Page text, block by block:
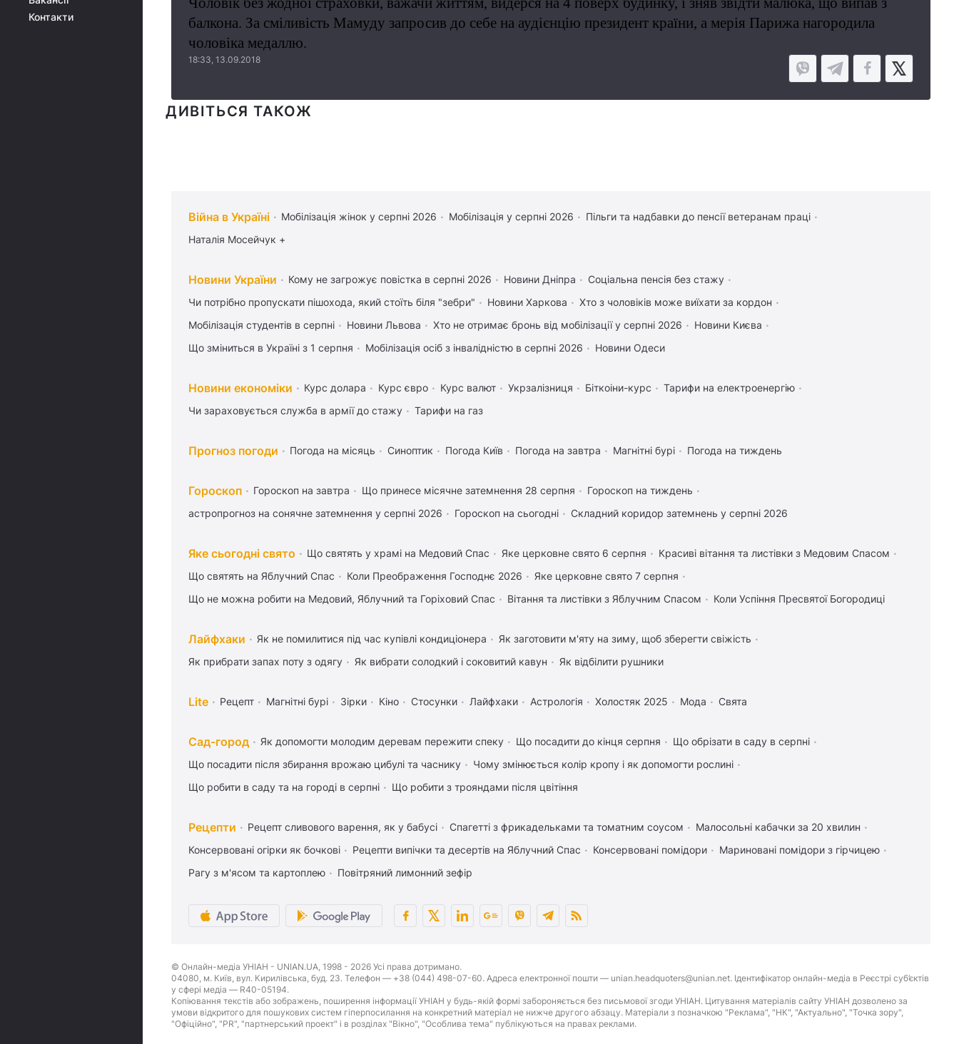
Контакти
балкона. За сміливість Мамуду запросив до себе на аудієнцію президент країни, а мерія Парижа нагородила
чоловіка медаллю.
18:33, 13.09.2018
ДИВІТЬСЯ ТАКОЖ
Війна в Україні Мобілізація жінок у серпні 2026 Мобілізація у серпні 2026
Пільги та надбавки до пенсії ветеранам праці
Наталія Мосейчук +
Новини України Кому не загрожує повістка в серпні 2026 Новини Дніпра
Соціальна пенсія без стажу
Чи потрібно пропускати пішохода, який стоїть біля "зебри"
Новини Харкова
Хто з чоловіків може виїхати за кордон
Мобілізація студентів в серпні
Новини Львова Хто не отримає бронь від мобілізації у серпні 2026
Новини Києва
Що зміниться в Україні з 1 серпня
Мобілізація осіб з інвалідністю в серпні 2026 Новини Одеси
Новини економіки Курс долара Курс євро Курс валют Укрзалізниця Біткоіни-курс
Тарифи на електроенергію
Чи зараховується служба в армії до стажу
Тарифи на газ
Прогноз погоди Погода на місяць Синоптик Погода Київ Погода на завтра Магнітні бурі Погода на тиждень
Гороскоп Гороскоп на завтра Що принесе місячне затемнення 28 серпня
Гороскоп на тиждень
астропрогноз на сонячне затемнення у серпні 2026
Гороскоп на сьогодні Складний коридор затемнень у серпні 2026
Яке сьогодні свято Що святять у храмі на Медовий Спас Яке церковне свято 6 серпня
Красиві вітання та листівки з Медовим Спасом
Що святять на Яблучний Спас
Коли Преображення Господнє 2026
Яке церковне свято 7 серпня
Що не можна робити на Медовий, Яблучний та Горіховий Спас
Вітання та листівки з Яблучним Спасом Коли Успіння Пресвятої Богородиці
Лайфхаки Як не помилитися під час купівлі кондиціонера
Як заготовити м'яту на зиму, щоб зберегти свіжість
Як прибрати запах поту з одягу
Як вибрати солодкий і соковитий кавун Як відбілити рушники
Lite Рецепт Магнітні бурі Зірки Кіно Стосунки Лайфхаки Астрологія Холостяк 2025 Мода Свята
Сад-город Як допомогти молодим деревам пережити спеку Що посадити до кінця серпня
Що обрізати в саду в серпні
Що посадити після збирання врожаю цибулі та часнику
Чому змінюється колір кропу і як допомогти рослині
Що робити в саду та на городі в серпні
Що робити з трояндами після цвітіння
Рецепти Рецепт сливового варення, як у бабусі Спагетті з фрикадельками та томатним соусом
Малосольні кабачки за 20 хвилин
Консервовані огірки як бочкові
Рецепти випічки та десертів на Яблучний Спас Консервовані помідори
Мариновані помідори з гірчицею
Рагу з м'ясом та картоплею
Повітряний лимонний зефір
© Онлайн-медіа УНІАН - UNIAN.UA, 1998 - 2026 Усі права дотримано.
04080, м. Київ, вул. Кирилівська, буд. 23. Телефон — +38 (044) 498-07-60. Адреса електронної пошти — unian.headquoters@unian.net. Ідентифікатор онлайн-медіа в Реєстрі суб’єктів
у сфері медіа — R40-05194.
Копіювання текстів або зображень, поширення інформації УНІАН у будь-якій формі забороняється без письмової згоди УНІАН. Цитування матеріалів сайту УНІАН дозволено за
умови відкритого для пошукових систем гіперпосилання на конкретний матеріал не нижче другого абзацу. Матеріали з позначкою "Реклама", "НК", "Актуально", "Точка зору",
"Офіційно", "PR", "партнерський проект" і в розділах "Вікно", "Особлива тема" публікуються на правах реклами.